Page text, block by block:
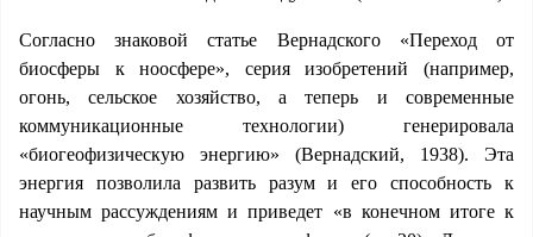
Согласно знаковой статье Вернадского «Переход от
биосферы к ноосфере», серия изобретений (например,
огонь, сельское хозяйство, а теперь и современные
коммуникационные технологии) генерировала
«биогеофизическую энергию» (Вернадский, 1938). Эта
энергия позволила развить разум и его способность к
научным рассуждениям и приведет «в конечном итоге к